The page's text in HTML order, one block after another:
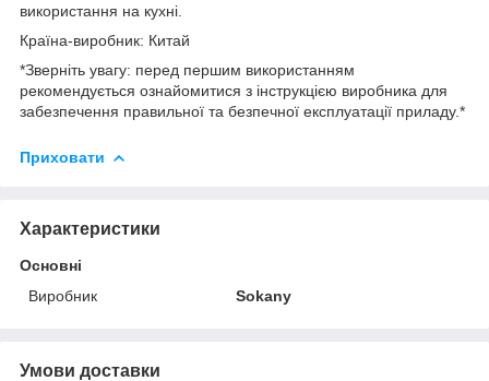
використання на кухні.
Країна-виробник: Китай
*Зверніть увагу: перед першим використанням
рекомендується ознайомитися з інструкцією виробника для
забезпечення правильної та безпечної експлуатації приладу.*
Приховати
Характеристики
Основні
Виробник
Sokany
Умови доставки